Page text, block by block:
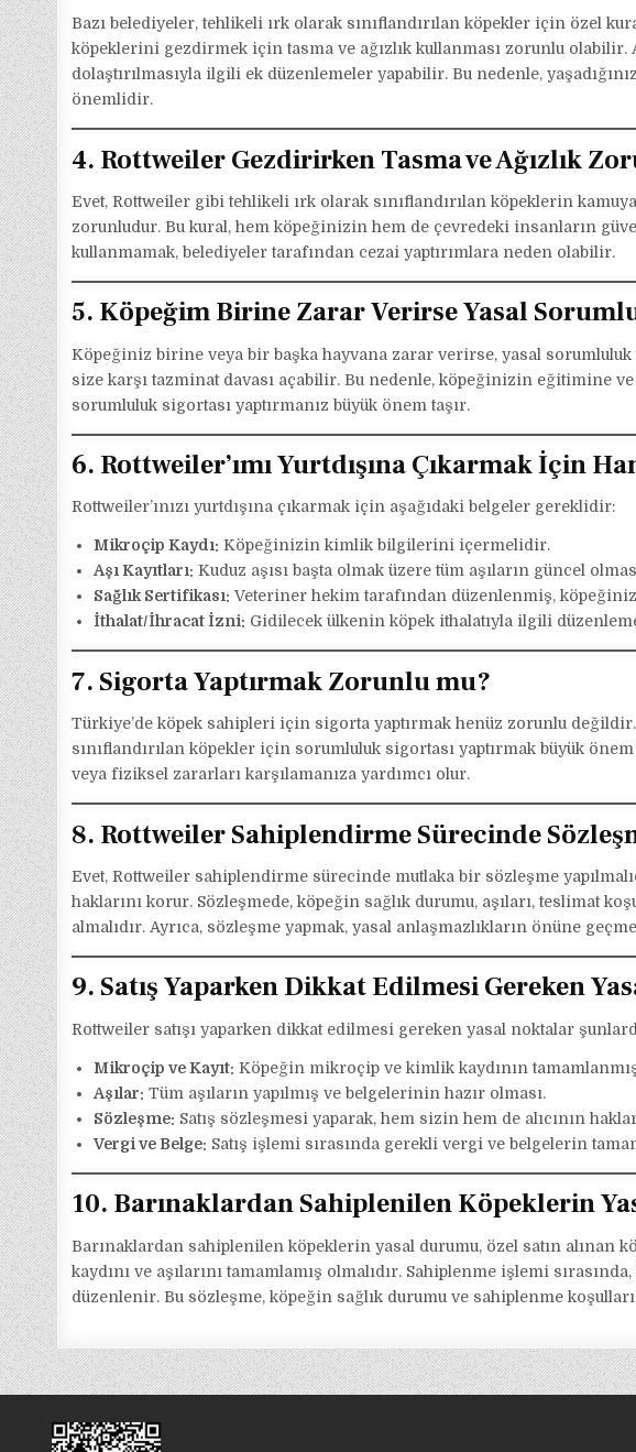
Bazı belediyeler, tehlikeli ırk olarak sınıflandırılan köpekler için özel
köpeklerini gezdirmek için tasma ve ağızlık kullanması zorunlu olabilir.
dolaştırılmasıyla ilgili ek düzenlemeler yapabilir. Bu nedenle,
önemlidir.
4. Rottweiler Gezdirirken Tasma ve Ağızlık
Evet, Rottweiler gibi tehlikeli ırk olarak sınıflandırılan köpeklerin
zorunludur. Bu kural, hem köpeğinizin hem de çevredeki insanların
kullanmamak, belediyeler tarafından cezai yaptırımlara neden olabilir.
5. Köpeğim Birine Zarar Verirse Yasal
Köpeğiniz birine veya bir başka hayvana zarar verirse, yasal
size karşı tazminat davası açabilir. Bu nedenle, köpeğinizin eğitimine
sorumluluk sigortası yaptırmanız büyük önem taşır.
6. Rottweiler’ımı Yurtdışına Çıkarmak İçin
Rottweiler’ınızı yurtdışına çıkarmak için aşağıdaki belgeler gereklidir:
Mikroçip Kaydı: Köpeğinizin kimlik bilgilerini içermelidir.
Aşı Kayıtları: Kuduz aşısı başta olmak üzere tüm aşıların güncel
Sağlık Sertifikası: Veteriner hekim tarafından düzenlenmiş,
İthalat/İhracat İzni: Gidilecek ülkenin köpek ithalatıyla ilgili
7. Sigorta Yaptırmak Zorunlu mu?
Türkiye’de köpek sahipleri için sigorta yaptırmak henüz zorunlu
sınıflandırılan köpekler için sorumluluk sigortası yaptırmak büyük
veya fiziksel zararları karşılamanıza yardımcı olur.
8. Rottweiler Sahiplendirme Sürecinde
Evet, Rottweiler sahiplendirme sürecinde mutlaka bir sözleşme
haklarını korur. Sözleşmede, köpeğin sağlık durumu, aşıları, teslimat
almalıdır. Ayrıca, sözleşme yapmak, yasal anlaşmazlıkların önüne
9. Satış Yaparken Dikkat Edilmesi Gereken
Rottweiler satışı yaparken dikkat edilmesi gereken yasal noktalar
Mikroçip ve Kayıt: Köpeğin mikroçip ve kimlik kaydının
Aşılar: Tüm aşıların yapılmış ve belgelerinin hazır olması.
Sözleşme: Satış sözleşmesi yaparak, hem sizin hem de alıcının
Vergi ve Belge: Satış işlemi sırasında gerekli vergi ve belgelerin
10. Barınaklardan Sahiplenilen Köpeklerin
Barınaklardan sahiplenilen köpeklerin yasal durumu, özel satın alınan
kaydını ve aşılarını tamamlamış olmalıdır. Sahiplenme işlemi
düzenlenir. Bu sözleşme, köpeğin sağlık durumu ve sahiplenme